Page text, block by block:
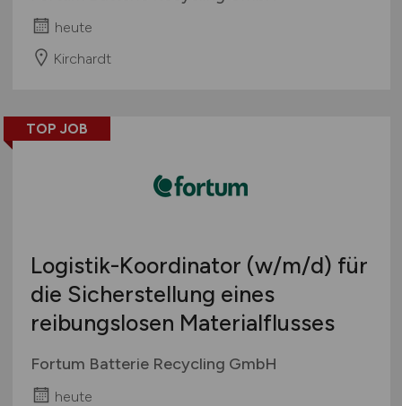
heute
Kirchardt
TOP JOB
Logistik-Koordinator (w/m/d) für
die Sicherstellung eines
reibungslosen Materialflusses
Fortum Batterie Recycling GmbH
heute